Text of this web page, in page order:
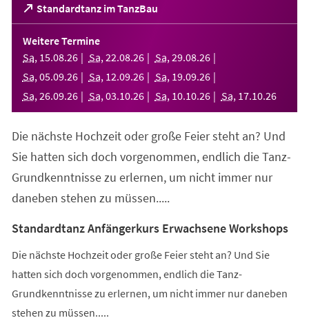
Standardtanz im TanzBau
(Öffnet
in
einem
neuen
Tab)
Weitere Termine
Sa, 15.08.26 Sa, 22.08.26 Sa, 29.08.26
Sa, 05.09.26 Sa, 12.09.26 Sa, 19.09.26
Sa, 26.09.26 Sa, 03.10.26 Sa, 10.10.26 Sa, 17.10.26
Die nächste Hochzeit oder große Feier steht an? Und
Sie hatten sich doch vorgenommen, endlich die Tanz-
Grundkenntnisse zu erlernen, um nicht immer nur
daneben stehen zu müssen.....
Standardtanz Anfängerkurs Erwachsene Workshops
Die nächste Hochzeit oder große Feier steht an? Und Sie
hatten sich doch vorgenommen, endlich die Tanz-
Grundkenntnisse zu erlernen, um nicht immer nur daneben
stehen zu müssen.....